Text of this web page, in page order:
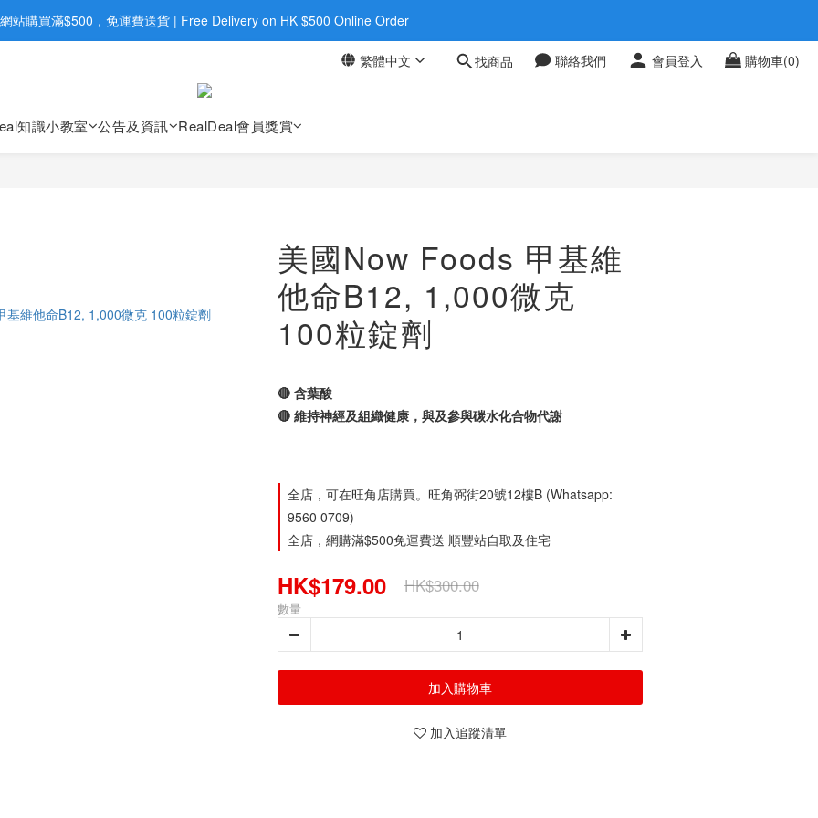
旺角店購買：旺角弼街20號12樓B  |  RealDeal 保健品 | WhatsApp 9560 0709
網站購買滿$500，免運費送貨 | Free Delivery on HK $500 Online Order
旺角店購買：旺角弼街20號12樓B  |  RealDeal 保健品 | WhatsApp 9560 0709
繁體中文 找商品 聯絡我們 會員登入 購物車(0)
知識小教室 公告及資訊 RealDeal會員獎賞
美國Now Foods 甲基維
他命B12, 1,000微克
100粒錠劑
🔴 含葉酸
🔴 維持神經及組織健康，與及參與碳水化合物代謝
全店，可在旺角店購買。旺角弼街20號12樓B (Whatsapp:
9560 0709)
全店，網購滿$500免運費送 順豐站自取及住宅
HK$179.00 HK$300.00
數量
加入購物車
加入追蹤清單